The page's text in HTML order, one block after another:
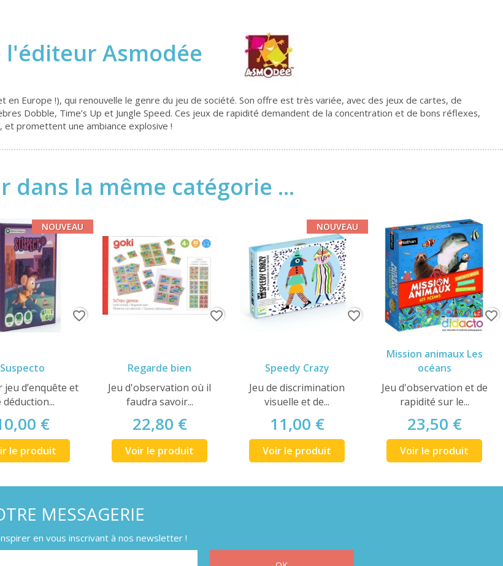
l'éditeur Asmodée
Europe !), qui renouvelle le genre du jeu de société. Son offre est très variée, avec des jeux de cartes, de
Dobble, Time’s Up et Jungle Speed. Ces jeux de rapidité demandent de la concentration et de bons réflexes,
et promettent une ambiance explosive !
dans la même catégorie ...
Suspecto
jeu d’enquête et
déduction...
€
le produit
NOUVEAU
favorite_border
Regarde bien
Jeu d'observation où il
faudra savoir...
22,80 €
Voir le produit
favorite_border
Speedy Crazy
Jeu de discrimination
visuelle et de...
11,00 €
Voir le produit
NOUVEAU
favorite_border
Mission animaux Les
océans
Jeu d'observation et de
rapidité sur le...
23,50 €
Voir le produit
favorite_border
MESSAGERIE
en vous inscrivant à nos newsletter !